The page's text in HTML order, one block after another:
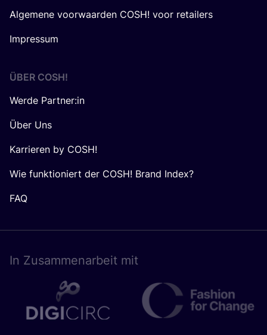
Algemene voorwaarden COSH! voor retailers
Impressum
ÜBER COSH!
Werde Partner:in
Über Uns
Karrieren by COSH!
Wie funktioniert der COSH! Brand Index?
FAQ
In Zusam­men­ar­beit mit